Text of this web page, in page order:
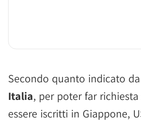
Secondo quanto indicato da
Italia, per poter far richiesta
essere iscritti in Giappone,